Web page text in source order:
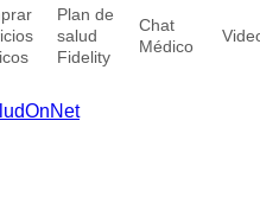
Plan de
salud
Fidelity
Chat
Médico